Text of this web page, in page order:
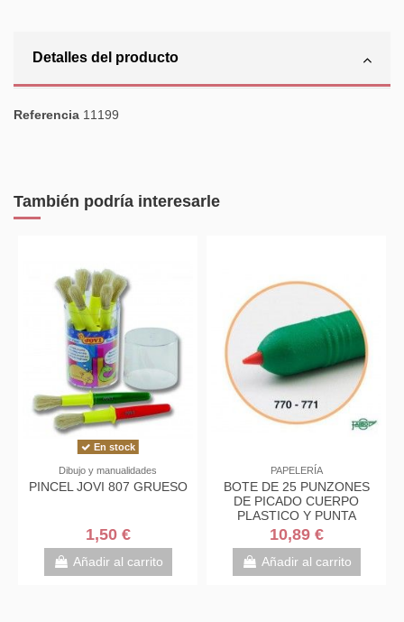
Detalles del producto
Referencia 11199
También podría interesarle
En stock
Dibujo y manualidades
PINCEL JOVI 807 GRUESO
1,50 €
Añadir al carrito
PAPELERÍA
BOTE DE 25 PUNZONES
DE PICADO CUERPO
PLASTICO Y PUNTA
PLASTICO COLORES
SURTIDOS FAIBO...
10,89 €
Añadir al carrito